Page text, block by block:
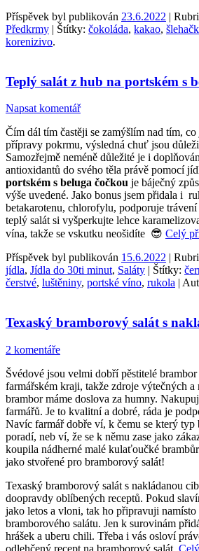
Příspěvek byl publikován 23.6.2022 |
Předkrmy | Štítky: čokoláda, kakao,
korenizivo.
Teplý salát z hub na portském s
Napsat komentář
Čím dál tím častěji se zamýšlím nad tím,
přípravy pokrmu, výsledná chuť jsou
Samozřejmě neméně důležité je i
antioxidantů do svého těla právě pomocí
portském s beluga čočkou je báječný
výše uvedené. Jako bonus jsem přidala i
betakarotenu, chlorofylu, podporuje
teplý salát si vyšperkujte lehce
vína, takže se vskutku neošidíte 😎 Celý
Příspěvek byl publikován 15.6.2022 |
jídla, Jídla do 30ti minut, Saláty | Štítky:
čerstvé, luštěniny, portské víno, rukola |
Texaský bramborový salát s
2 komentáře
Švédové jsou velmi dobří pěstitelé
farmářském kraji, takže zdroje výtečných
brambor máme doslova za humny.
farmářů. Je to kvalitní a dobré, ráda je
Navíc farmář dobře ví, k čemu se který typ
poradí, neb ví, že se k němu zase jako
koupila nádherné malé kulaťoučké
jako stvořené pro bramborový salát!
Texaský bramborový salát s nakládanou
doopravdy oblíbených receptů. Pokud
jako letos a vloni, tak ho připravuji
bramborového salátu. Jen k surovinám
hrášek a uberu chili. Třeba i vás osloví
odlehčený recept na bramborový salát.